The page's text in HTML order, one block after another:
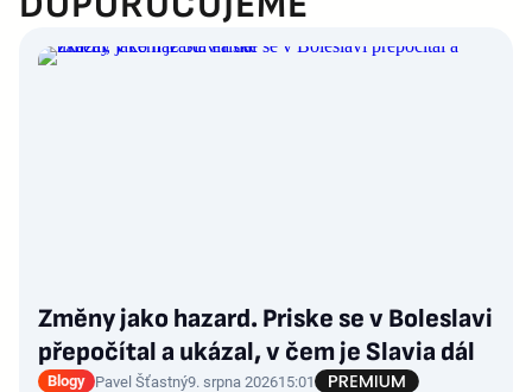
Změny jako hazard. Priske se v Boleslavi
přepočítal a ukázal, v čem je Slavia dál
Blogy Pavel Šťastný9. srpna 202615:01